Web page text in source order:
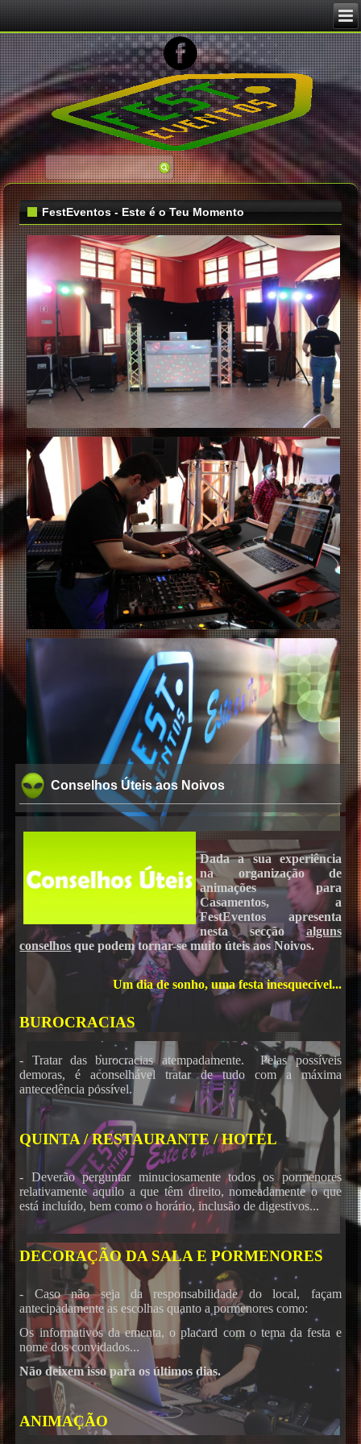
FestEventos - Este é o Teu Momento
Conselhos Úteis aos Noivos
Dada a sua experiência
na organização de
animações para
Casamentos, a
FestEventos apresenta
nesta secçãoalguns
conselhos que podem tornar-se muito úteis aos Noivos.
Um dia de sonho, uma festa inesquecível...
BUROCRACIAS
- Tratar das burocracias atempadamente. Pelas possíveis
demoras, é aconselhável tratar de tudo com a máxima
antecedência possível.
QUINTA / RESTAURANTE / HOTEL
- Deverão perguntar minuciosamente todos os pormenores
relativamente aquilo a que têm direito, nomeadamente o que
está incluído, bem como o horário, inclusão de digestivos...
DECORAÇÃO DA SALA E PORMENORES
- Caso não seja da responsabilidade do local, façam
antecipadamente as escolhas quanto a pormenores como:
Os informativos da ementa, o placard com o tema da festa e
nome dos convidados...
Não deixem isso para os últimos dias.
ANIMAÇÃO